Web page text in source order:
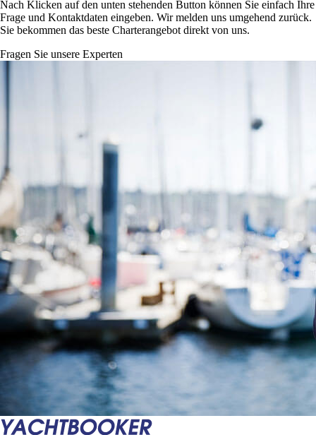
Nach Klicken auf den unten stehenden Button können Sie einfach Ihre
Frage und Kontaktdaten eingeben. Wir melden uns umgehend zurück.
Sie bekommen das beste Charterangebot direkt von uns.
Fragen Sie unsere Experten